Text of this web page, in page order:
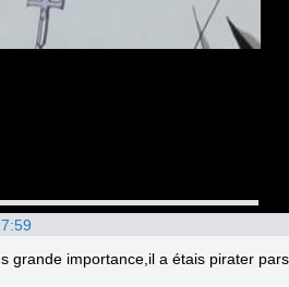
grande importance,il a étais pirater